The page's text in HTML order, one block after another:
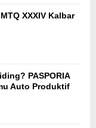
XXXIV Kalbar
PASPORIA
Auto Produktif